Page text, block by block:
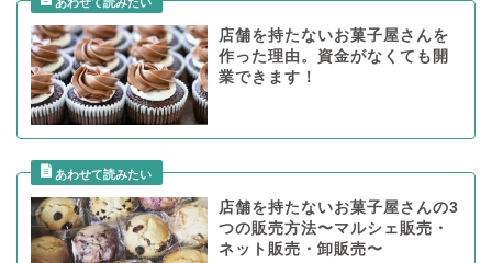
店舗を持たないお菓子屋さんを
作った理由。資金がなくても開
業できます！
店舗を持たないお菓子屋さんの3
つの販売方法〜マルシェ販売・
ネット販売・卸販売〜